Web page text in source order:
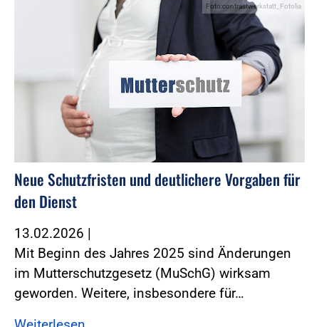
Foto:contrastwerkstatt_Fotolia
Neue Schutzfristen und deutlichere Vorgaben für
den Dienst
13.02.2026 |
Mit Beginn des Jahres 2025 sind Änderungen
im Mutterschutzgesetz (MuSchG) wirksam
geworden. ­Weitere, insbesondere für…